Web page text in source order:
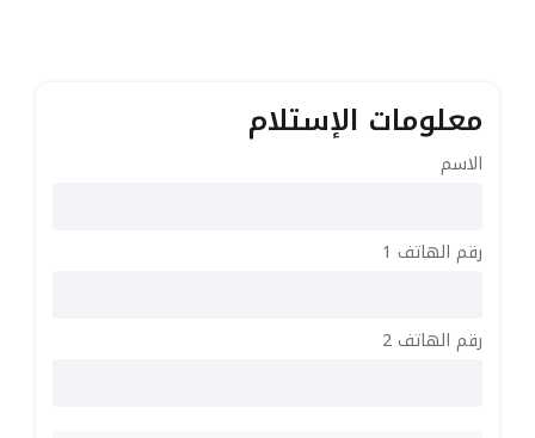
معلومات الإستلام
الاسم
رقم الهاتف 1
رقم الهاتف 2